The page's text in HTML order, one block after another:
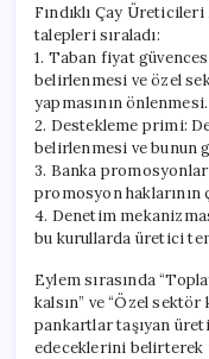
Fındıklı Çay
talepleri sıraladı:
1. Taban fiyat
belirlenmesi ve özel
yapmasının önlenmesi.
2. Destekleme primi:
belirlenmesi ve bunun
3. Banka
promosyon
4. Denetim
bu kurullarda üretici
Eylem sırasında
kalsın” ve “Özel
pankartlar taşıyan
edeceklerini belirterek